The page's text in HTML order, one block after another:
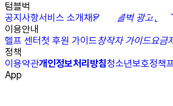
텀블벅
공지사항서비스 소개채용N 텀블벅 광고센터
이용안내
헬프 센터첫 후원 가이드창작자 가이드요금
정책
이용약관개인정보처리방침청소년보호정책
App